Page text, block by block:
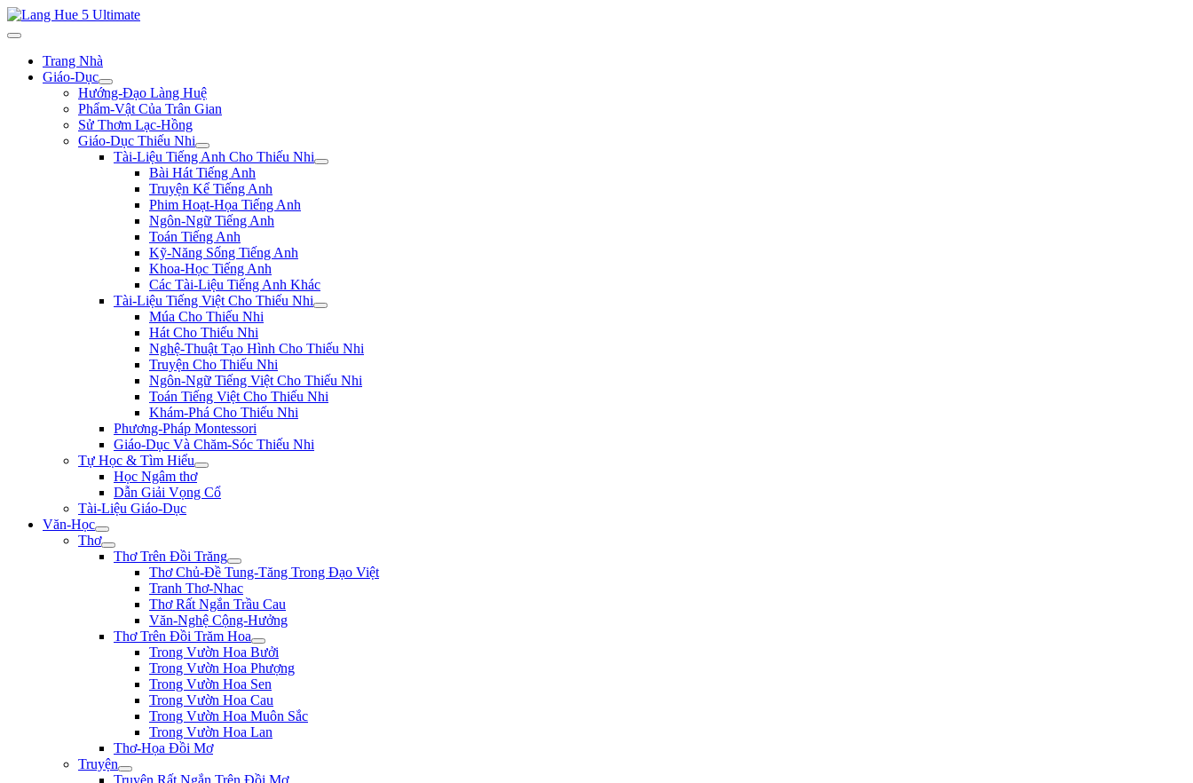
Trang Nhà
Giáo-Dục
Hướng-Đạo Làng Huệ
Phẩm-Vật Của Trân Gian
Sử Thơm Lạc-Hồng
Giáo-Dục Thiếu Nhi
Tài-Liệu Tiếng Anh Cho Thiếu Nhi
Bài Hát Tiếng Anh
Truyện Kể Tiếng Anh
Phim Hoạt-Họa Tiếng Anh
Ngôn-Ngữ Tiếng Anh
Toán Tiếng Anh
Kỹ-Năng Sống Tiếng Anh
Khoa-Học Tiếng Anh
Các Tài-Liệu Tiếng Anh Khác
Tài-Liệu Tiếng Việt Cho Thiếu Nhi
Múa Cho Thiếu Nhi
Hát Cho Thiếu Nhi
Nghệ-Thuật Tạo Hình Cho Thiếu Nhi
Truyện Cho Thiếu Nhi
Ngôn-Ngữ Tiếng Việt Cho Thiếu Nhi
Toán Tiếng Việt Cho Thiếu Nhi
Khám-Phá Cho Thiếu Nhi
Phương-Pháp Montessori
Giáo-Dục Và Chăm-Sóc Thiếu Nhi
Tự Học & Tìm Hiểu
Học Ngâm thơ
Dẫn Giải Vọng Cổ
Tài-Liệu Giáo-Dục
Văn-Học
Thơ
Thơ Trên Đồi Trăng
Thơ Chủ-Đề Tung-Tăng Trong Đạo Việt
Tranh Thơ-Nhac
Thơ Rất Ngắn Trầu Cau
Văn-Nghệ Cộng-Hưởng
Thơ Trên Đồi Trăm Hoa
Trong Vườn Hoa Bưởi
Trong Vườn Hoa Phượng
Trong Vườn Hoa Sen
Trong Vườn Hoa Cau
Trong Vườn Hoa Muôn Sắc
Trong Vườn Hoa Lan
Thơ-Họa Đồi Mơ
Truyện
Truyện Rất Ngắn Trên Đồi Mơ